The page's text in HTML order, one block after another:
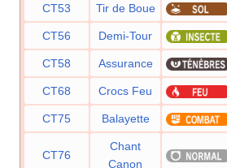
CT53 Tir de Boue
CT56 Demi-Tour
CT58 Assurance
CT68 Crocs Feu
CT75 Balayette
CT76
Chant
Canon